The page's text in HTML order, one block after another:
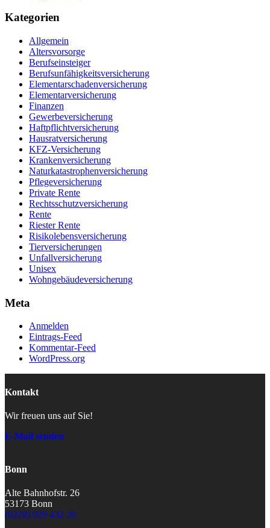
Kategorien
Allgemein
Altersvorsorge
Berufseinsteiger
Berufsunfähigkeitsversicherung
Elementarschadenversicherung
Elementarversicherung
Finanzen
Gewerbeversicherung
Haftpflichtversicherung
Hausratversicherung
KFZ-Versicherung
Krankenversicherung
Naturkatastrophenversicherung
Pflegeversicherung
Private Rente
Rechtsschutzversicherung
Rente
Riester Rente
Risikolebensversicherung
Tierversicherungen
Unfallversicherung
Unisex
Wohngebäudeversicherung
Meta
Anmelden
Eintrags-Feed
Kommentar-Feed
WordPress.org
Kontakt
Wir freuen uns auf Sie!
E-Mail senden
Bonn
Alte Bahnhofstr. 26
53173 Bonn
(0228) 929 432 20